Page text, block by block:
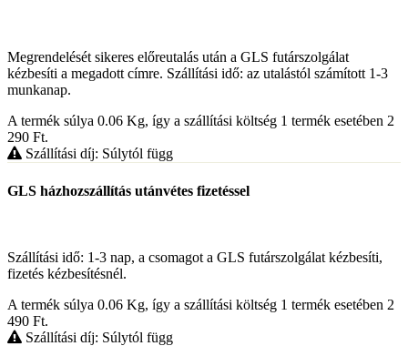
Megrendelését sikeres előreutalás után a GLS futárszolgálat
kézbesíti a megadott címre. Szállítási idő: az utalástól számított 1-3
munkanap.
A termék súlya 0.06 Kg, így a szállítási költség 1 termék esetében 2
290 Ft.
Szállítási díj: Súlytól függ
GLS házhozszállítás utánvétes fizetéssel
Szállítási idő: 1-3 nap, a csomagot a GLS futárszolgálat kézbesíti,
fizetés kézbesítésnél.
A termék súlya 0.06 Kg, így a szállítási költség 1 termék esetében 2
490 Ft.
Szállítási díj: Súlytól függ